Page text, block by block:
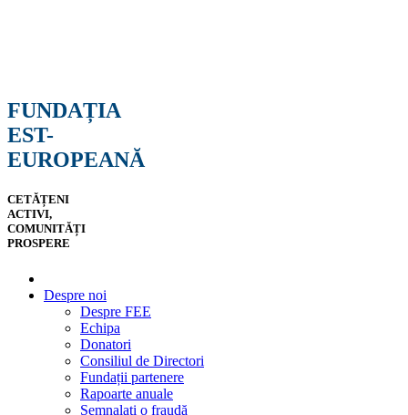
FUNDAȚIA
EST-
EUROPEANĂ
CETĂȚENI
ACTIVI,
COMUNITĂȚI
PROSPERE
Despre noi
Despre FEE
Echipa
Donatori
Consiliul de Directori
Fundații partenere
Rapoarte anuale
Semnalați o fraudă